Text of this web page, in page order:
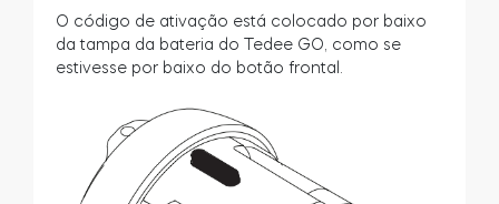
O código de ativação está colocado por baixo
da tampa da bateria do Tedee GO, como se
estivesse por baixo do botão frontal.